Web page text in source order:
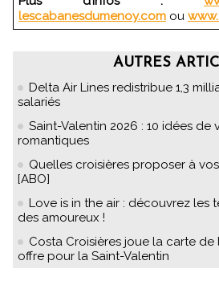
lescabanesdumenoy.com ou
AUTRES
Delta Air Lines redistribue 1,3
salariés
Saint-Valentin 2026 : 10 idées de
romantiques
Quelles croisières proposer à
[ABO]
Love is in the air : découvrez les
des amoureux !
Costa Croisières joue la carte
offre pour la Saint-Valentin